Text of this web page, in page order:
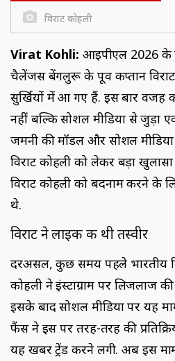
विराट कोहली
Virat Kohli: आईपीएल 2026 के
चैलेंजर्स बेंगलुरू के पूर्व कप्तान
सुर्खियों में आ गए हैं. इस बार वजह
नहीं बल्कि सोशल मीडिया से जुड़ा
जर्मनी की मॉडल और सोशल
विराट कोहली को लेकर बड़ा खुलासा
विराट कोहली को बदनाम करने के
थे.
विराट ने लाइक की थी तस्वीर
दरअसल, कुछ समय पहले भारतीय
कोहली ने इंस्टाग्राम पर लिजलाज
इसके बाद सोशल मीडिया पर यह
फैंस ने इस पर तरह-तरह की
यह खबर ट्रेंड करने लगी. अब इस